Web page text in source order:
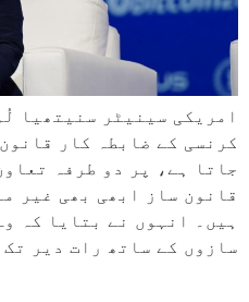
امریکی سینیٹر سنیتھیا
کرنسی کے ضابطہ کار
جاتا ہے، پر دو طرفہ
قانون ساز ابھی بھی غیر
ہیں۔ انہوں نے بتایا کہ
سازوں کے ساتھ رات دیر